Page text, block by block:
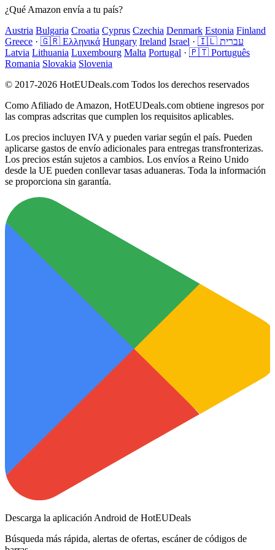
¿Qué Amazon envía a tu país?
Austria Bulgaria Croatia Cyprus Czechia Denmark Estonia Finland
Greece · 🇬🇷 Ελληνικά Hungary Ireland Israel ·
🇮🇱 עברית
Latvia Lithuania Luxembourg Malta Portugal · 🇵🇹 Português
Romania Slovakia Slovenia
© 2017-2026 HotEUDeals.com Todos los derechos reservados
Como Afiliado de Amazon, HotEUDeals.com obtiene ingresos por
las compras adscritas que cumplen los requisitos aplicables.
Los precios incluyen IVA y pueden variar según el país. Pueden
aplicarse gastos de envío adicionales para entregas transfronterizas.
Los precios están sujetos a cambios. Los envíos a Reino Unido
desde la UE pueden conllevar tasas aduaneras. Toda la información
se proporciona sin garantía.
Descarga la aplicación Android de HotEUDeals
Búsqueda más rápida, alertas de ofertas, escáner de códigos de